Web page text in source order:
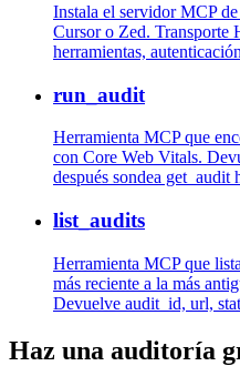
Instala el servidor MCP
Cursor o Zed. Transporte
herramientas,
run_audit
Herramienta MCP que
con Core Web Vitals.
después sondea get_audit
list_audits
Herramienta MCP que
más reciente a la más
Devuelve audit_id, url,
Haz una auditoría